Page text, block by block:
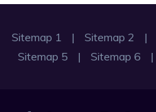
Sitemap 1 | Sitemap 2 |
Sitemap 5
| Sitemap 6 |